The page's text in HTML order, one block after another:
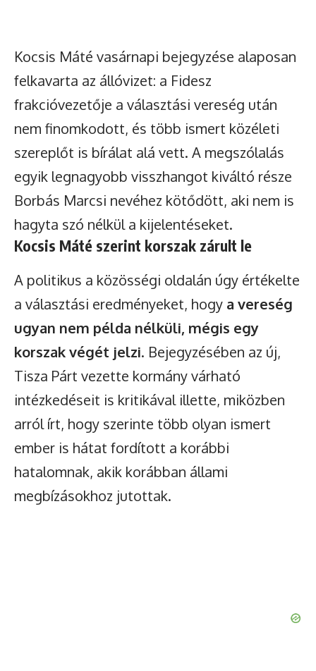
Kocsis Máté vasárnapi bejegyzése alaposan
felkavarta az állóvizet: a Fidesz
frakcióvezetője a választási vereség után
nem finomkodott, és több ismert közéleti
szereplőt is bírálat alá vett. A megszólalás
egyik legnagyobb visszhangot kiváltó része
Borbás Marcsi nevéhez kötődött, aki nem is
hagyta szó nélkül a kijelentéseket.
Kocsis Máté szerint korszak zárult le
A politikus a közösségi oldalán úgy értékelte
a választási eredményeket, hogy a vereség
ugyan nem példa nélküli, mégis egy
korszak végét jelzi. Bejegyzésében az új,
Tisza Párt vezette kormány várható
intézkedéseit is kritikával illette, miközben
arról írt, hogy szerinte több olyan ismert
ember is hátat fordított a korábbi
hatalomnak, akik korábban állami
megbízásokhoz jutottak.